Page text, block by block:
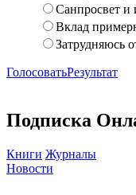
Санпросвет и
Вклад
Затрудняюсь
ГолосоватьРезультат
Подписка
Книги Журналы
Новости